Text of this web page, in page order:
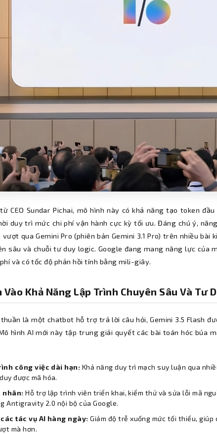
CEO Sundar Pichai, mô hình này có khả năng tạo token
duy trì mức chi phí vận hành cực kỳ tối ưu. Đáng chú ý,
vượt qua Gemini Pro (phiên bản Gemini 3.1 Pro) trên nhiều
sâu và chuỗi tư duy logic. Google đang mang năng lực của
và có tốc độ phản hồi tính bằng mili-giây.
Vào Khả Năng Lập Trình Chuyên Sâu Và Tư
thuần là một chatbot hỗ trợ trả lời câu hỏi, Gemini 3.5 Flash
hình AI mới này tập trung giải quyết các bài toán hóc búa
công việc dài hạn: Khả năng duy trì mạch suy luận qua
được mã hóa.
nhân:Hỗ trợ lập trình viên triển khai, kiểm thử và sửa lỗi mã
Antigravity 2.0 nội bộ của Google.
tác vụ AI hàng ngày:Giảm độ trễ xuống mức tối thiểu,
mà hơn.